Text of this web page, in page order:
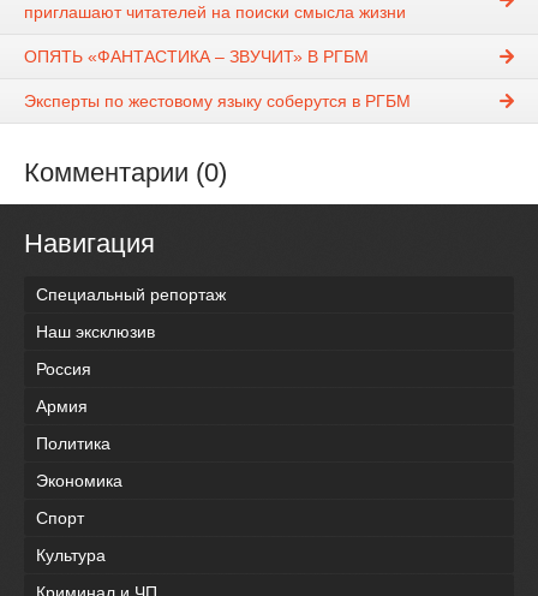
приглашают читателей на поиски смысла жизни
ОПЯТЬ «ФАНТАСТИКА – ЗВУЧИТ» В РГБМ
Эксперты по жестовому языку соберутся в РГБМ
Комментарии (0)
Навигация
Специальный репортаж
Наш эксклюзив
Россия
Армия
Политика
Экономика
Спорт
Культура
Криминал и ЧП